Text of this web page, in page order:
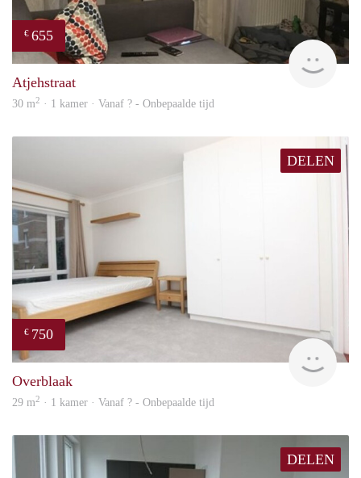
€ 655
Atjehstraat
30 m2 · 1 kamer · Vanaf ? - Onbepaalde tijd
DELEN
€ 750
Overblaak
29 m2 · 1 kamer · Vanaf ? - Onbepaalde tijd
DELEN